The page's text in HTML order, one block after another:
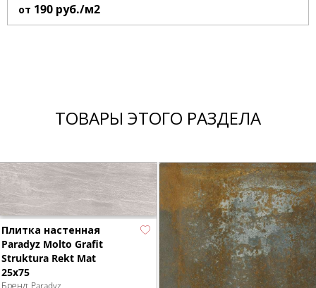
от 190 руб./м2
ТОВАРЫ ЭТОГО РАЗДЕЛА
Плитка настенная
Paradyz Molto Grafit
Struktura Rekt Mat
25x75
Бренд: Paradyz